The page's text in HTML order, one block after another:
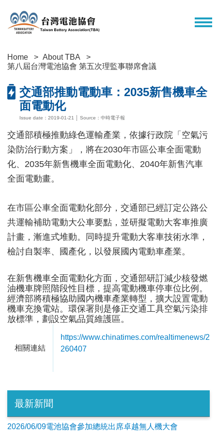
Home
About TBA
第八屆台灣電池協會 第五次理監事聯席會議
交通部推動電動車：2035新售機車全
面電動化
Issue date：2019-01-21 │ Source：中時電子報
交通部積極推動綠色運輸產業，依據行政院「空氣污
染防治行動方案」，將在2030年市區公車全面電動
化、2035年新售機車全面電動化、2040年新售汽車
全面電動畫。
在市區公車全面電動化部分，交通部已經訂定公路公
共運輸補助電動大公車要點，並研擬電動大客車推廣
計畫，漸進式堆動。同時提升電動大客車技術水準，
檢討自製率、國產化，以發展國內電動車產業。
在新售機車全面電動化方面，交通部研訂減少核發燃
油機車牌照階段性目標，提高電動機車停車位比例。
經濟部將積極協助國內機車產業轉型，擴大設置電動
機車充換電站。環保署則是修正交通工具空氣污染排
放標準，劃設空氣品質維護區。
相關連結
https://www.chinatimes.com/realtimenews/
260407
最新新聞
2026/06/09電池協會參加總統出席卓越無人機大會